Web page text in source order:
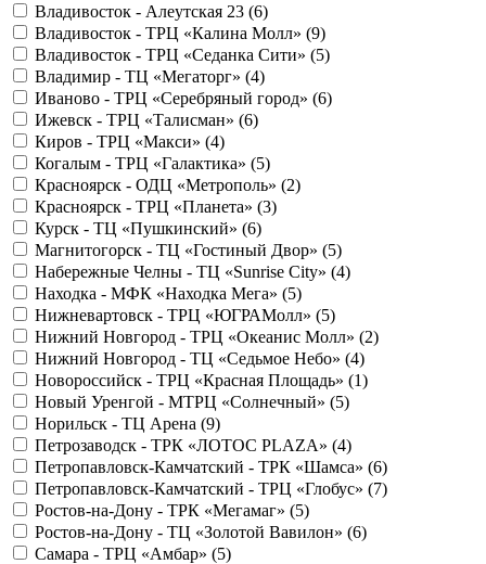
Владивосток - Алеутская 23 (6)
Владивосток - ТРЦ «Калина Молл» (9)
Владивосток - ТРЦ «Седанка Сити» (5)
Владимир - ТЦ «Мегаторг» (4)
Иваново - ТРЦ «Серебряный город» (6)
Ижевск - ТРЦ «Талисман» (6)
Киров - ТРЦ «Макси» (4)
Когалым - ТРЦ «Галактика» (5)
Красноярск - ОДЦ «Метрополь» (2)
Красноярск - ТРЦ «Планета» (3)
Курск - ТЦ «Пушкинский» (6)
Магнитогорск - ТЦ «Гостиный Двор» (5)
Набережные Челны - ТЦ «Sunrise City» (4)
Находка - МФК «Находка Мега» (5)
Нижневартовск - ТРЦ «ЮГРАМолл» (5)
Нижний Новгород - ТРЦ «Океанис Молл» (2)
Нижний Новгород - ТЦ «Седьмое Небо» (4)
Новороссийск - ТРЦ «Красная Площадь» (1)
Новый Уренгой - МТРЦ «Солнечный» (5)
Норильск - ТЦ Арена (9)
Петрозаводск - ТРК «ЛОТОС PLAZA» (4)
Петропавловск-Камчатский - ТРК «Шамса» (6)
Петропавловск-Камчатский - ТРЦ «Глобус» (7)
Ростов-на-Дону - ТРК «Мегамаг» (5)
Ростов-на-Дону - ТЦ «Золотой Вавилон» (6)
Самара - ТРЦ «Амбар» (5)